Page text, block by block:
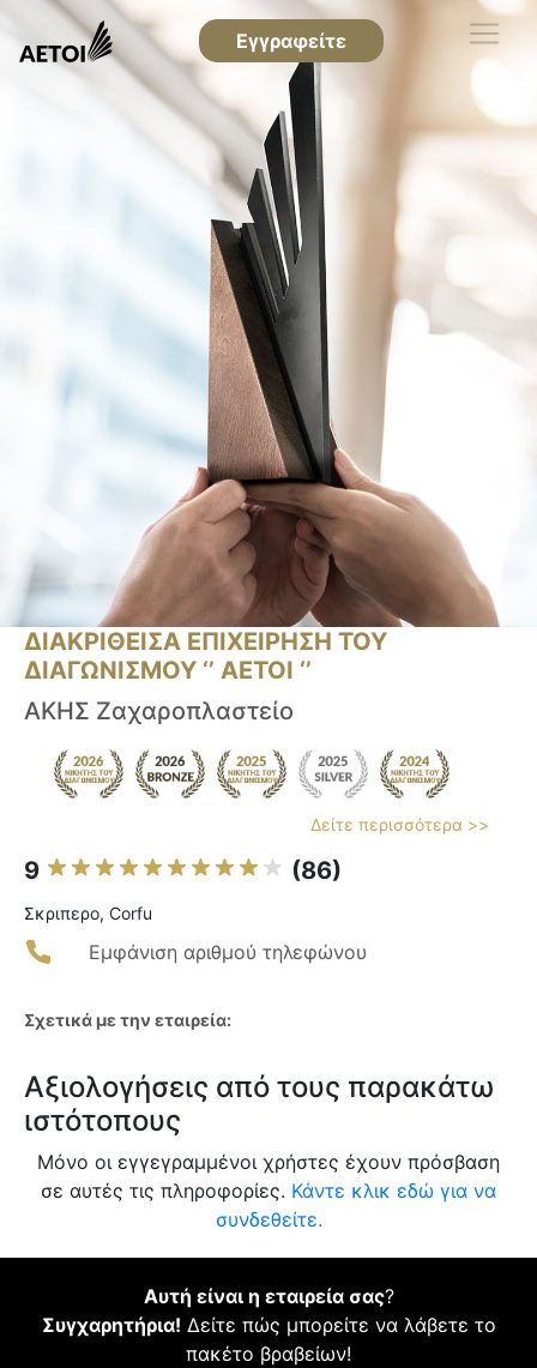
Εγγραφείτε
ΔΙΑΚΡΙΘΕΙΣΑ ΕΠΙΧΕΙΡΗΣΗ ΤΟΥ
ΔΙΑΓΩΝΙΣΜΟΥ ‘’ ΑΕΤΟΙ ‘’
ΑΚΗΣ Ζαχαροπλαστείο
Δείτε περισσότερα >>
9 (86)
Σκριπερο, Corfu
Εμφάνιση αριθμού τηλεφώνου
Σχετικά με την εταιρεία:
Αξιολογήσεις από τους παρακάτω
ιστότοπους
Μόνο οι εγγεγραμμένοι χρήστες έχουν πρόσβαση
σε αυτές τις πληροφορίες. Κάντε κλικ εδώ για να
συνδεθείτε.
Αυτή είναι η εταιρεία σας?
Συγχαρητήρια! Δείτε πώς μπορείτε να λάβετε το
πακέτο βραβείων!